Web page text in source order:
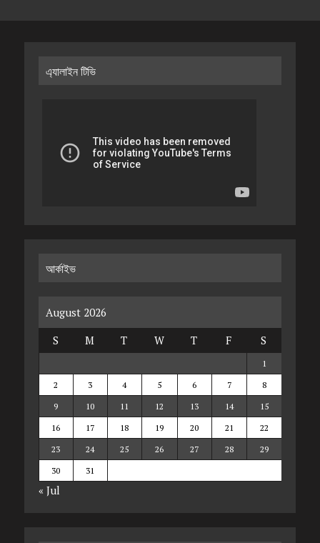
এ্যালাইন টিভি
আর্কাইভ
August 2026
S
M T W T F S
1
2
3 4 5 6 7
8
9
10 11 12 13 14
15
16
17 18 19 20 21
22
23
24 25 26 27 28
29
30
31
« Jul